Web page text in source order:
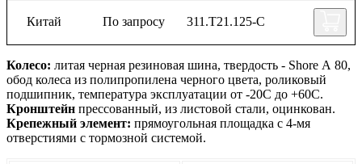
Колесо: литая черная резиновая шина, твердость - Shore А 80,
обод колеса из полипропилена черного цвета, роликовый
подшипник, температура эксплуатации от -20С до +60С.
Кронштейн прессованный, из листовой стали, оцинкован.
Крепежный элемент: прямоугольная площадка с 4-мя
отверстиями с тормозной системой.
Китай По запросу 311.Т21.125-C